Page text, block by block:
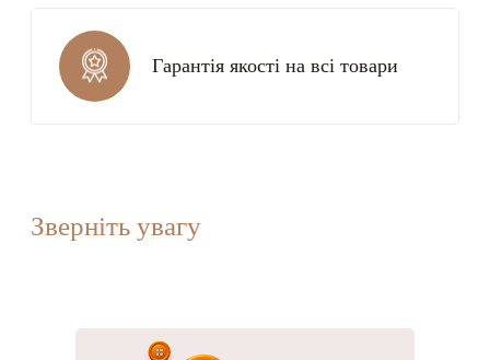
Гарантія якості на всі товари
Зверніть увагу